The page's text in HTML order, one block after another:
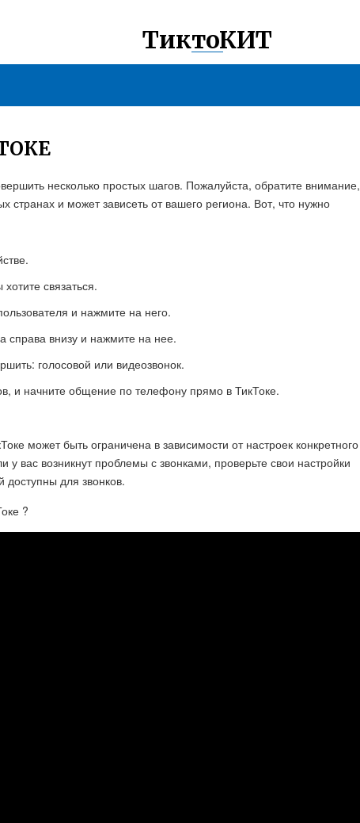
ТиктоКИТ
несколько простых шагов. Пожалуйста, обратите внимание,
странах и может зависеть от вашего региона. Вот, что нужно
связаться.
и нажмите на него.
справа внизу и нажмите на нее.
голосовой или видеозвонок.
и начните общение по телефону прямо в ТикТоке.
может быть ограничена в зависимости от настроек конкретного
вас возникнут проблемы с звонками, проверьте свои настройки
доступны для звонков.
?